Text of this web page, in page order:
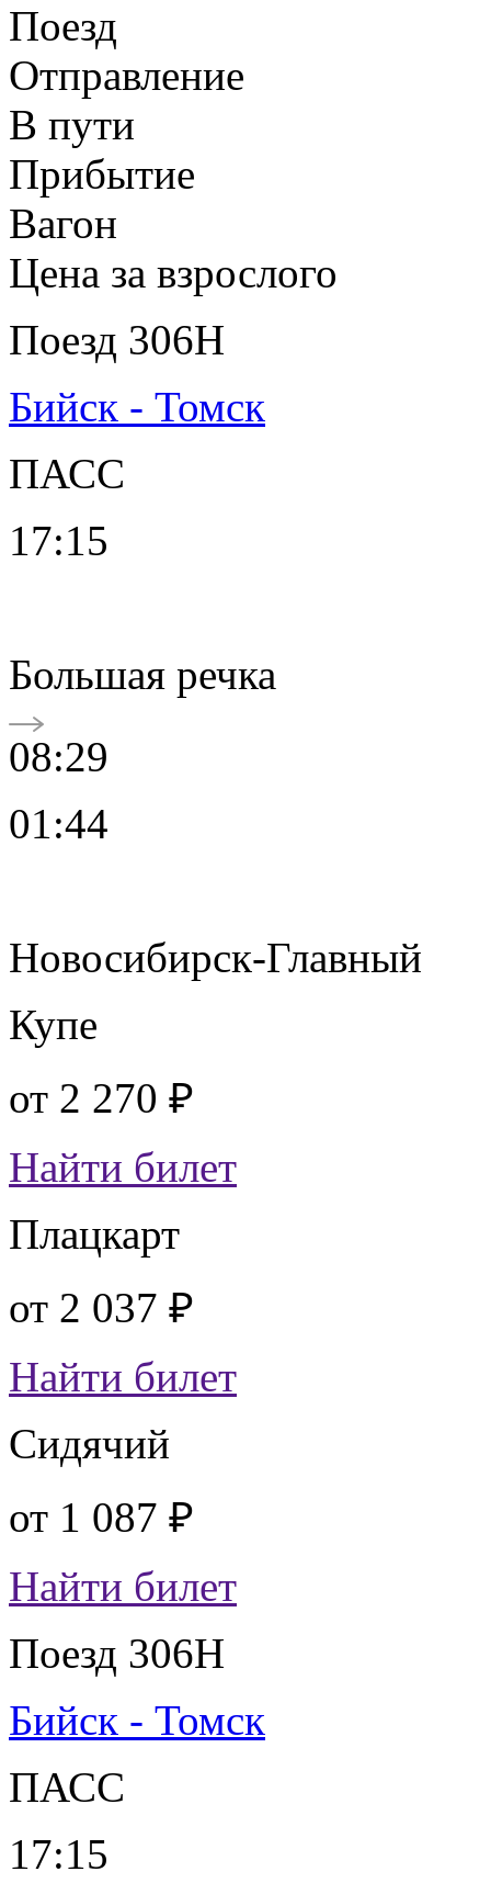
Поезд
Отправление
В пути
Прибытие
Вагон
Цена за взрослого
Поезд 306Н
Бийск - Томск
ПАСС
17:15
Большая речка
08:29
01:44
Новосибирск-Главный
Купе
от 2 270 ₽
Найти билет
Плацкарт
от 2 037 ₽
Найти билет
Сидячий
от 1 087 ₽
Найти билет
Поезд 306Н
Бийск - Томск
ПАСС
17:15